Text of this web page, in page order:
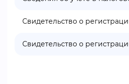
Свидетельство о
Свидетельство о